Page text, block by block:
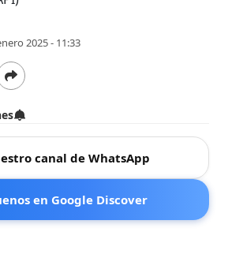
2025 - 11:33
canal de WhatsApp
en Google Discover